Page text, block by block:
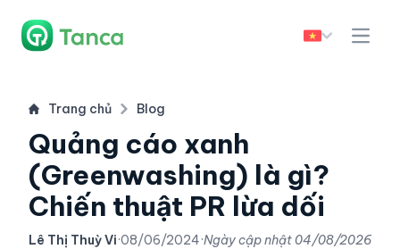
Trang chủ Blog
Quảng cáo xanh
(Greenwashing) là gì?
Chiến thuật PR lừa dối
Lê Thị Thuỳ Vi·08/06/2024·Ngày cập nhật04/08/2026